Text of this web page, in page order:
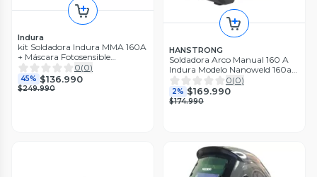
Indura
kit Soldadora Indura MMA 160A
+ Máscara Fotosensible
RBLYE64
0(0)
45% $136.990
$249.990
HANSTRONG
Soldadora Arco Manual 160 A
Indura Modelo Nanoweld 160a
Verde
0(0)
2% $169.990
$174.990